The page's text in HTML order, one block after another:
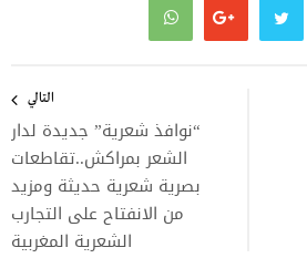
التالي
“نوافذ شعرية” جديدة لدار
الشعر بمراكش..تقاطعات
بصرية شعرية حديثة ومزيد
من الانفتاح على التجارب
الشعرية المغربية